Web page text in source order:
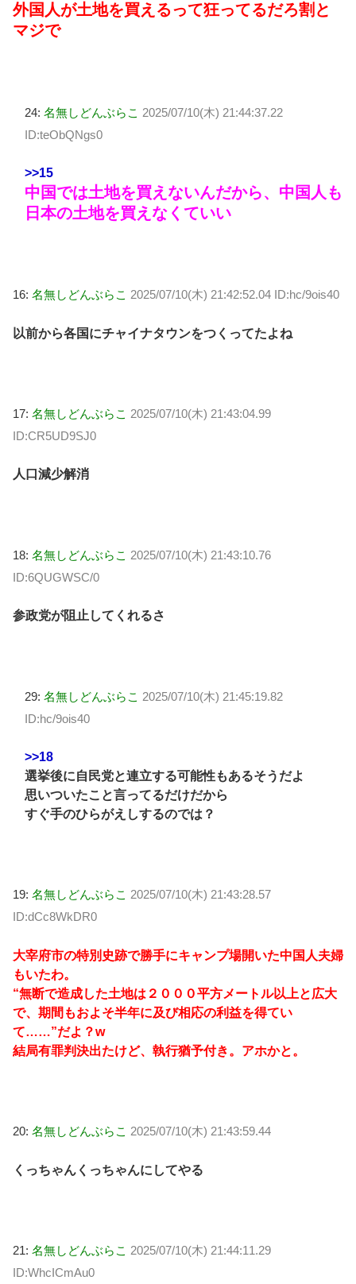
外国人が土地を買えるって狂ってるだろ割と
マジで
24: 名無しどんぶらこ 2025/07/10(木) 21:44:37.22
ID:teObQNgs0
>>15
中国では土地を買えないんだから、中国人も
日本の土地を買えなくていい
16: 名無しどんぶらこ 2025/07/10(木) 21:42:52.04 ID:hc/9ois40
以前から各国にチャイナタウンをつくってたよね
17: 名無しどんぶらこ 2025/07/10(木) 21:43:04.99
ID:CR5UD9SJ0
人口減少解消
18: 名無しどんぶらこ 2025/07/10(木) 21:43:10.76
ID:6QUGWSC/0
参政党が阻止してくれるさ
29: 名無しどんぶらこ 2025/07/10(木) 21:45:19.82
ID:hc/9ois40
>>18
選挙後に自民党と連立する可能性もあるそうだよ
思いついたこと言ってるだけだから
すぐ手のひらがえしするのでは？
19: 名無しどんぶらこ 2025/07/10(木) 21:43:28.57
ID:dCc8WkDR0
大宰府市の特別史跡で勝手にキャンプ場開いた中国人夫婦
もいたわ。
“無断で造成した土地は２０００平方メートル以上と広大
で、期間もおよそ半年に及び相応の利益を得てい
て……”だよ？w
結局有罪判決出たけど、執行猶予付き。アホかと。
20: 名無しどんぶらこ 2025/07/10(木) 21:43:59.44
くっちゃんくっちゃんにしてやる
21: 名無しどんぶらこ 2025/07/10(木) 21:44:11.29
ID:WhcICmAu0